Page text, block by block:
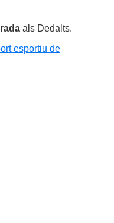
als Dedalts.
esportiu de